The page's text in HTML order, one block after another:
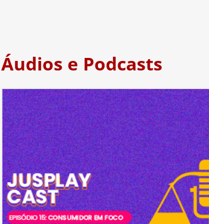
Áudios e Podcasts